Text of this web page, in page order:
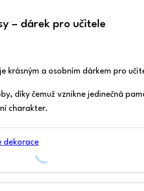
– dárek pro učitele
krásným a osobním dárkem pro
díky čemuž vznikne jedinečná
charakter.
dekorace